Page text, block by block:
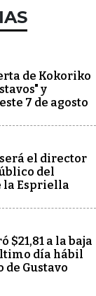
de Kokoriko
y
7 de agosto
el director
del
la Espriella
$21,81 a la baja
día hábil
de Gustavo